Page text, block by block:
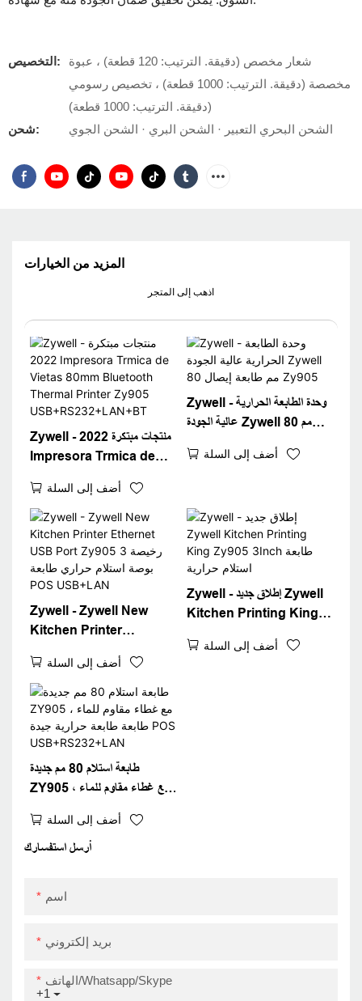
التخصيص:
شعار مخصص (دقيقة. الترتيب: 120 قطعة) ، عبوة
مخصصة (دقيقة. الترتيب: 1000 قطعة) ، تخصيص رسومي
(دقيقة. الترتيب: 1000 قطعة)
شحن:
الشحن البحري التعبير · الشحن البري · الشحن الجوي
المزيد من الخيارات
اذهب إلى المتجر
Zywell - منتجات مبتكرة 2022
Impresora Trmica de
Thermal Printer Zy905
USB+RS232+LAN+BT
أضف إلى السلة
Zywell - وحدة الطابعة الحرارية
عالية الجودة Zywell 80 مم
أضف إلى السلة
Zywell - Zywell New
Kitchen Printer
Zy905 رخيصة 3 بوصة استلام
حراري طابعة POS
USB+LAN
أضف إلى السلة
Zywell - إطلاق جديد Zywell
Kitchen Printing King
حراريةأضف إلى السلة
طابعة استلام 80 مم جديدة
ZY905 مع غطاء مقاوم للماء ،
USB+RS232+LAN
أضف إلى السلة
أرسل استفسارك
اسم
بريد إلكتروني
+1
الهاتف/Whatsapp/Skype